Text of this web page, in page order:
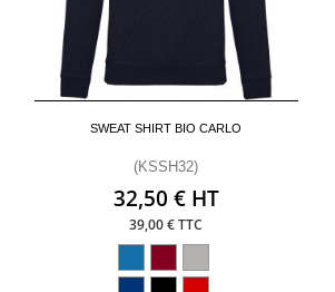
SWEAT SHIRT BIO CARLO
(KSSH32)
32,50 € HT
39,00 € TTC